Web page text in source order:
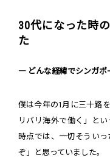
30代になった時
た
― どんな経緯でシンガポ
僕は今年の1月に三十路
リバリ海外で働く」と
時点では、一切そうい
ぞ」と思っていました。